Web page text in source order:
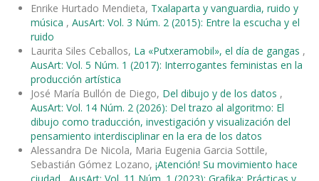
Enrike Hurtado Mendieta, Txalaparta y vanguardia, ruido y
música , AusArt: Vol. 3 Núm. 2 (2015): Entre la escucha y el
ruido
Laurita Siles Ceballos, La «Putxeramobil», el día de gangas ,
AusArt: Vol. 5 Núm. 1 (2017): Interrogantes feministas en la
producción artística
José María Bullón de Diego, Del dibujo y de los datos ,
AusArt: Vol. 14 Núm. 2 (2026): Del trazo al algoritmo: El
dibujo como traducción, investigación y visualización del
pensamiento interdisciplinar en la era de los datos
Alessandra De Nicola, Maria Eugenia Garcia Sottile,
Sebastián Gómez Lozano, ¡Atención! Su movimiento hace